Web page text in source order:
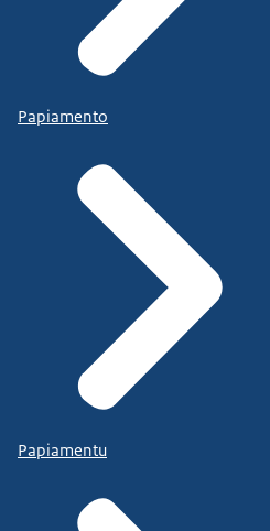
Papiamento
Papiamentu